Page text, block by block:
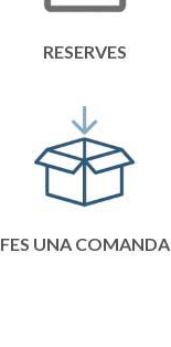
RESERVES
FES UNA COMANDA